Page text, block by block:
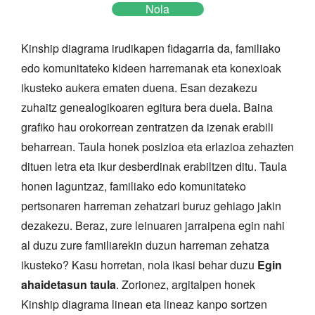
Nola
Kinship diagrama irudikapen fidagarria da, familiako
edo komunitateko kideen harremanak eta konexioak
ikusteko aukera ematen duena. Esan dezakezu
zuhaitz genealogikoaren egitura bera duela. Baina
grafiko hau orokorrean zentratzen da izenak erabili
beharrean. Taula honek posizioa eta erlazioa zehazten
dituen letra eta ikur desberdinak erabiltzen ditu. Taula
honen laguntzaz, familiako edo komunitateko
pertsonaren harreman zehatzari buruz gehiago jakin
dezakezu. Beraz, zure leinuaren jarraipena egin nahi
al duzu zure familiarekin duzun harreman zehatza
ikusteko? Kasu horretan, nola ikasi behar duzu Egin
ahaidetasun taula. Zorionez, argitalpen honek
Kinship diagrama linean eta lineaz kanpo sortzen